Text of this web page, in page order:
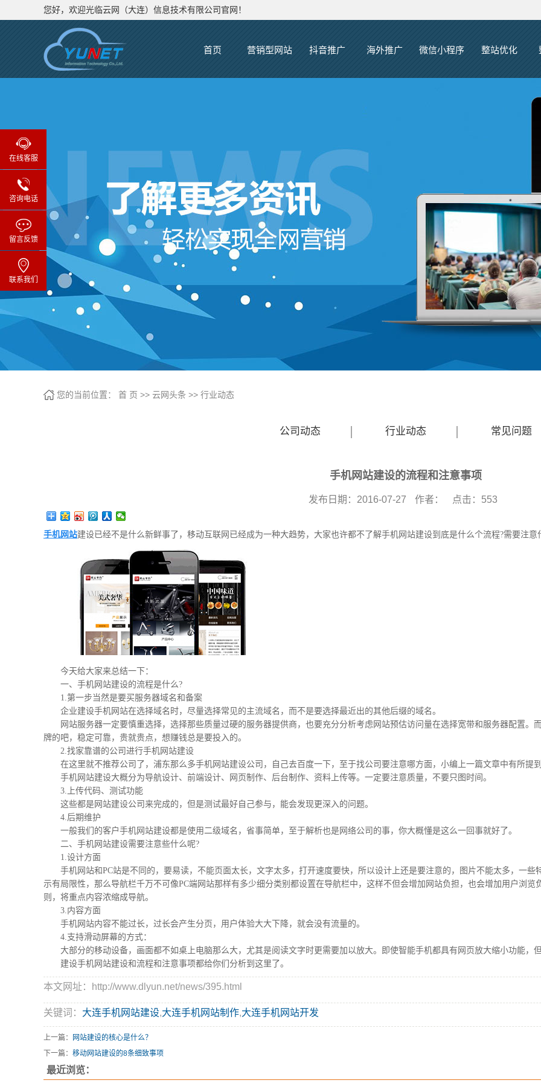
您好，欢迎光临云网（大连）信息技术有限公司官网！
首页 营销型网站 抖音推广 海外推广 微信小程序 整站优化
您的当前位置： 首 页 >> 云网头条 >> 行业动态
公司动态 行业动态 常见问题
手机网站建设的流程和注意事项
发布日期： 2016-07-27 作者： 点击： 553
手机网站建设已经不是什么新鲜事了，移动互联网已经成为一种大趋势，大家也许都不了解手机网站建设到底是什么个流程?需要注意
今天给大家来总结一下：
一、手机网站建设的流程是什么?
1.第一步当然是要买服务器域名和备案
企业建设手机网站在选择域名时，尽量选择常见的主流域名，而不是要选择最近出的其他后缀的域名。
网站服务器一定要慎重选择，选择那些质量过硬的服务器提供商，也要充分分析考虑网站预估访问量在选择宽带和服务器配置。
牌的吧，稳定可靠，贵就贵点，想赚钱总是要投入的。
2.找家靠谱的公司进行手机网站建设
在这里就不推荐公司了，浦东那么多手机网站建设公司，自己去百度一下，至于找公司要注意哪方面，小编上一篇文章中有所提
手机网站建设大概分为导航设计、前端设计、网页制作、后台制作、资料上传等。一定要注意质量，不要只图时间。
3.上传代码、测试功能
这些都是网站建设公司来完成的，但是测试最好自己参与，能会发现更深入的问题。
4.后期维护
一般我们的客户手机网站建设都是使用二级域名，省事简单，至于解析也是网络公司的事，你大概懂是这么一回事就好了。
二、手机网站建设需要注意些什么呢?
1.设计方面
手机网站和PC站是不同的，要易读，不能页面太长，文字太多，打开速度要快，所以设计上还是要注意的，图片不能太多，一些
示有局限性，那么导航栏千万不可像PC端网站那样有多少细分类别都设置在导航栏中，这样不但会增加网站负担，也会增加用户浏
则，将重点内容浓缩成导航。
3.内容方面
手机网站内容不能过长，过长会产生分页，用户体验大大下降，就会没有流量的。
4.支持滑动屏幕的方式：
大部分的移动设备，画面都不如桌上电脑那么大，尤其是阅读文字时更需要加以放大。即使智能手机都具有网页放大缩小功能，
建设手机网站建设和流程和注意事项都给你们分析到这里了。
本文网址：http://www.dlyun.net/news/395.html
关键词： 大连手机网站建设,大连手机网站制作,大连手机网站开发
上一篇：
网站建设的核心是什么？
下一篇： 移动网站建设的8条细致事项
最近浏览：
在线客服
咨询电话
留言反馈
联系我们